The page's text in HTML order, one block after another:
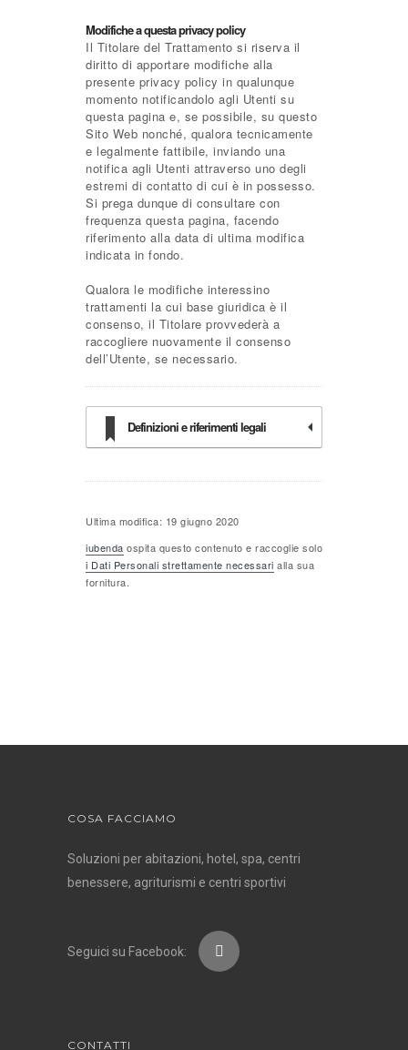
Modifiche a questa privacy policy
Il Titolare del Trattamento si riserva il
diritto di apportare modifiche alla
presente privacy policy in qualunque
momento notificandolo agli Utenti su
questa pagina e, se possibile, su questo
Sito Web nonché, qualora tecnicamente
e legalmente fattibile, inviando una
notifica agli Utenti attraverso uno degli
estremi di contatto di cui è in possesso.
Si prega dunque di consultare con
frequenza questa pagina, facendo
riferimento alla data di ultima modifica
indicata in fondo.
Qualora le modifiche interessino
trattamenti la cui base giuridica è il
consenso, il Titolare provvederà a
raccogliere nuovamente il consenso
dell’Utente, se necessario.
Definizioni e riferimenti legali
Ultima modifica: 19 giugno 2020
iubenda ospita questo contenuto e raccoglie solo
i Dati Personali strettamente necessari alla sua
fornitura.
COSA FACCIAMO
Soluzioni per abitazioni, hotel, spa, centri
benessere, agriturismi e centri sportivi
Seguici su Facebook:
CONTATTI